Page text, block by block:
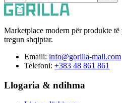
Marketplace modern për produkte
tregun shqiptar.
Emaili: info@gorilla-mall.com
Telefoni: +383 48 861 861
Llogaria & ndihma